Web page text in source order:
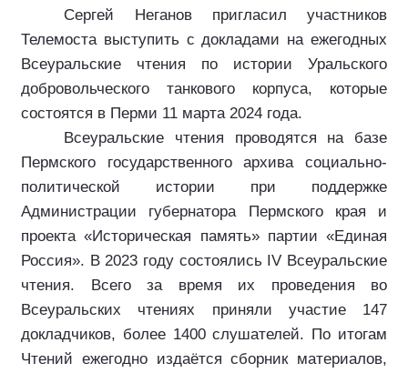
Сергей Неганов пригласил участников
Телемоста выступить с докладами на ежегодных
Всеуральские чтения по истории Уральского
добровольческого танкового корпуса, которые
состоятся в Перми 11 марта 2024 года.
Всеуральские чтения проводятся на базе
Пермского государственного архива социально-
политической истории при поддержке
Администрации губернатора Пермского края и
проекта «Историческая память» партии «Единая
Россия». В 2023 году состоялись IV Всеуральские
чтения. Всего за время их проведения во
Всеуральских чтениях приняли участие 147
докладчиков, более 1400 слушателей. По итогам
Чтений ежегодно издаётся сборник материалов,